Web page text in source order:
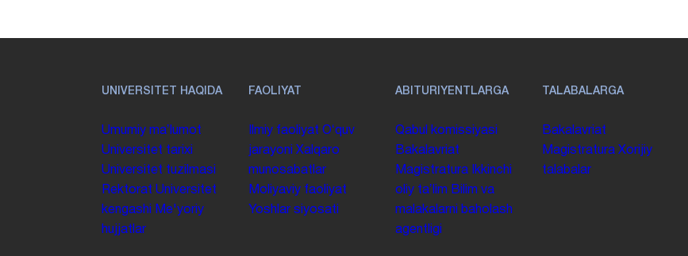
UNIVERSITET HAQIDA
Umumiy maʼlumot
Universitet tarixi
Universitet tuzilmasi
Rektorat Universitet
kengashi
Me'yoriy
hujjatlar
FAOLIYAT
Ilmiy faoliyat Oʻquv
jarayoni Xalqaro
munosabatlar
Moliyaviy faoliyat
Yoshlar siyosati
ABITURIYENTLARGA
Qabul komissiyasi
Bakalavriat
Magistratura
Ikkinchi
oliy taʼlim Bilim va
malakalarni baholash
agentligi
TALABALARGA
Bakalavriat
Magistratura Xorijiy
talabalar